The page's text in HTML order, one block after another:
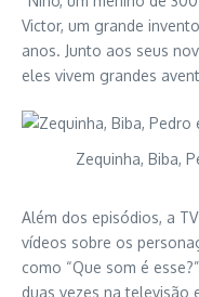
Victor, um grande
anos. Junto aos seus
eles vivem grandes
Zequinha, Biba,
Além dos episódios, a
vídeos sobre os
como “Que som é
duas vezes na televisão